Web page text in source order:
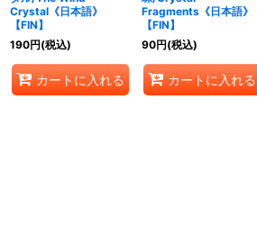
Crystal《日本語》
【FIN】
190円(税込)
カートに入れる
Fragments《日本語》
【FIN】
90円(税込)
カートに入れる